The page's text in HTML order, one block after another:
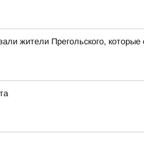
жители Прегольского,